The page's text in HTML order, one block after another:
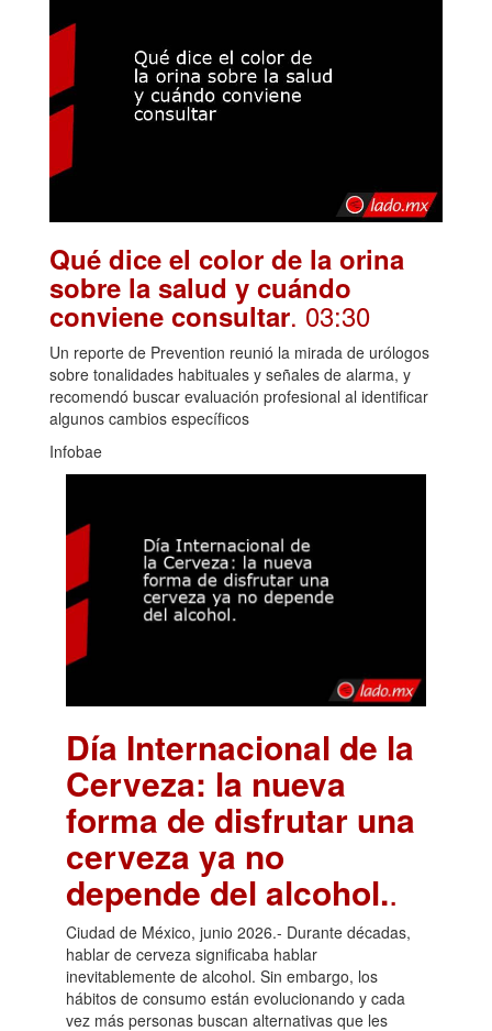
Qué dice el color de la orina
sobre la salud y cuándo
conviene consultar. 03:30
Un reporte de Prevention reunió la mirada de urólogos
sobre tonalidades habituales y señales de alarma, y
recomendó buscar evaluación profesional al identificar
algunos cambios específicos
Infobae
Día Internacional de la
Cerveza: la nueva
forma de disfrutar una
cerveza ya no
depende del alcohol..
Ciudad de México, junio 2026.- Durante décadas,
hablar de cerveza significaba hablar
inevitablemente de alcohol. Sin embargo, los
hábitos de consumo están evolucionando y cada
vez más personas buscan alternativas que les